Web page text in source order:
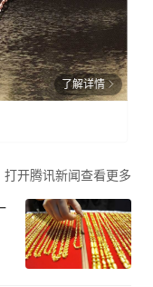
了解详情
打开腾讯新闻查看更多